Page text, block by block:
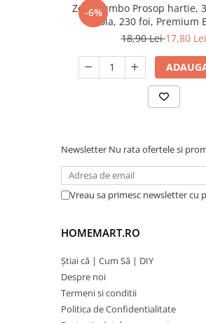
-6%
Zewa Jumbo Prosop hartie,
rola, 230 foi, Premium
18,90 Lei17,80 Lei
Newsletter Nu rata ofertele si
Vreau sa primesc newsletter cu
HOMEMART.RO
Știai că | Cum Să | DIY
Despre noi
Termeni si conditii
Politica de Confidentialitate